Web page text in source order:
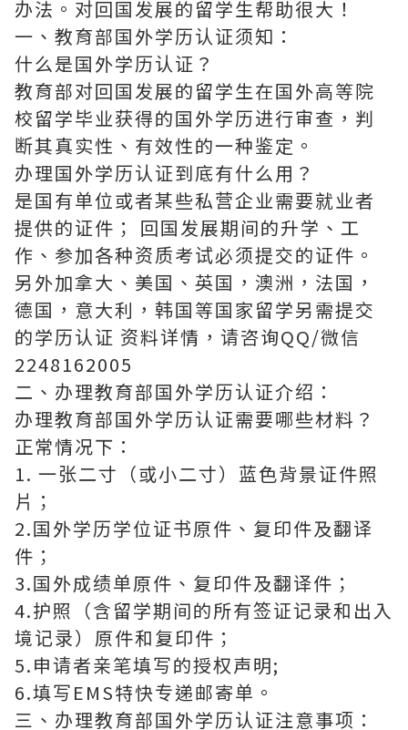
办法。对回国发展的留学生帮助很大！
一、教育部国外学历认证须知：
什么是国外学历认证？
教育部对回国发展的留学生在国外高等院
校留学毕业获得的国外学历进行审查，判
断其真实性、有效性的一种鉴定。
办理国外学历认证到底有什么用？
是国有单位或者某些私营企业需要就业者
提供的证件； 回国发展期间的升学、工
作、参加各种资质考试必须提交的证件。
另外加拿大、美国、英国，澳洲，法国，
德国，意大利，韩国等国家留学另需提交
的学历认证 资料详情，请咨询QQ/微信
2248162005
二、办理教育部国外学历认证介绍：
办理教育部国外学历认证需要哪些材料？
正常情况下：
1. 一张二寸（或小二寸）蓝色背景证件照
片；
2.国外学历学位证书原件、复印件及翻译
件；
3.国外成绩单原件、复印件及翻译件；
4.护照（含留学期间的所有签证记录和出入
境记录）原件和复印件；
5.申请者亲笔填写的授权声明;
6.填写EMS特快专递邮寄单。
三、办理教育部国外学历认证注意事项：